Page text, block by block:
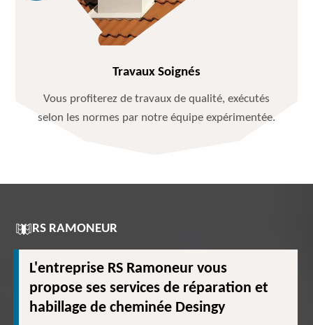
Travaux Soignés
Vous profiterez de travaux de qualité, exécutés
selon les normes par notre équipe expérimentée.
RS RAMONEUR
L'entreprise RS Ramoneur vous
propose ses services de réparation et
habillage de cheminée Desingy